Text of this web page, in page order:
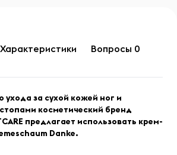
Характеристики Вопросы 0
ухода за сухой кожей ног и
косметический бренд
предлагает использовать крем-
Danke.